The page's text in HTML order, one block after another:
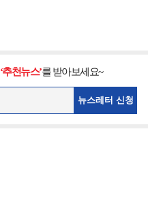
‘추천뉴스’를 받아보세요~
뉴스레터 신청